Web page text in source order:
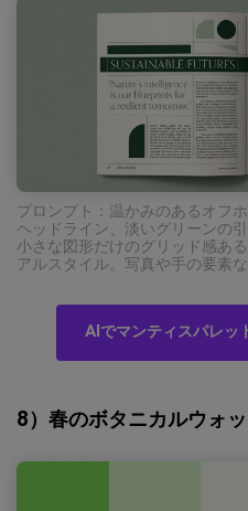
プロンプト：温かみのあるオフ
ヘッドライン、淡いグリーンの
小さな図形だけのグリッド感あ
アルスタイル。写真や手の要素
AIでマンティスパレッ
8）春のボタニカルウォ